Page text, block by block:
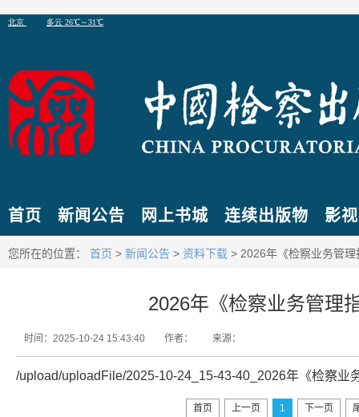
首页 新闻公告 网上书城 连续出版物 影
您所在的位置： 首页 > 新闻公告 > 资料下载 > 2026年《检察业务管
2026年《检察业务管理
时间：2025-10-24 15:43:40 作者： 来源：
/upload/uploadFile/2025-10-24_15-43-40_2026年《检察业
首页 上一页 1 下一页